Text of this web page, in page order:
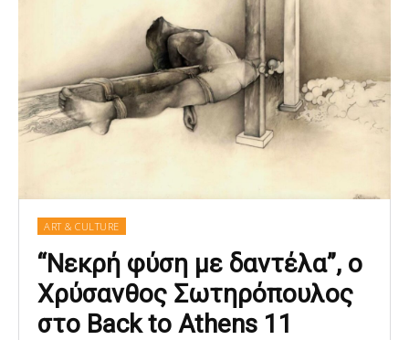
ART & CULTURE
“Νεκρή φύση με δαντέλα”, ο
Xρύσανθος Σωτηρόπουλος
στο Back to Athens 11